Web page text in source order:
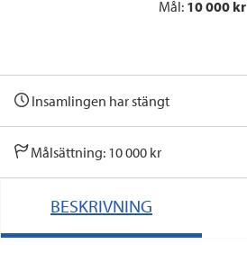
Mål: 10 000 kr
Insamlingen har stängt
Målsättning: 10 000 kr
BESKRIVNING